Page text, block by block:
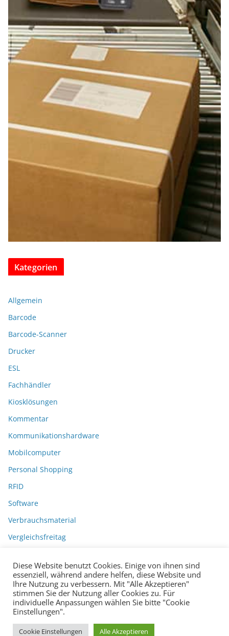
Kategorien
Allgemein
Barcode
Barcode-Scanner
Drucker
ESL
Fachhändler
Kiosklösungen
Kommentar
Kommunikationshardware
Mobilcomputer
Personal Shopping
RFID
Software
Verbrauchsmaterial
Vergleichsfreitag
Copyright © 2026BarcodeBlog
Diese Website benutzt Cookies. Einige von ihnen sind
essenziell, während andere helfen, diese Website und
Ihre Nutzung zu verbessern. Mit "Alle Akzeptieren"
stimmen Sie der Nutzung aller Cookies zu. Für
individuelle Anpassungen wählen Sie bitte "Cookie
Einstellungen".
Cookie Einstellungen Alle Akzeptieren